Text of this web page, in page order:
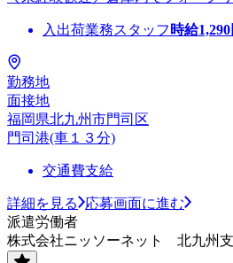
入出荷業務スタッフ 時給1,290
勤務地
面接地
福岡県北九州市門司区
門司港(車１３分)
交通費支給
詳細を見る
応募画面に進む
派遣労働者
株式会社ニッソーネット 北九州支